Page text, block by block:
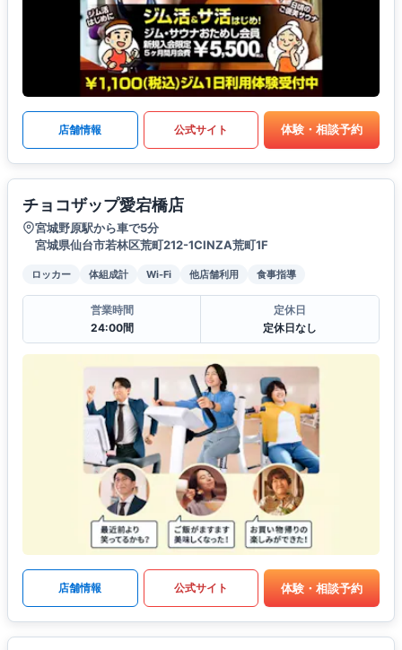
店舗情報 公式サイト 体験・相談予約
チョコザップ愛宕橋店
宮城野原駅から車で5分
宮城県仙台市若林区荒町212-1CINZA荒町1F
ロッカー 体組成計 Wi-Fi 他店舗利用 食事指導
営業時間
24:00間
定休日
定休日なし
店舗情報 公式サイト 体験・相談予約